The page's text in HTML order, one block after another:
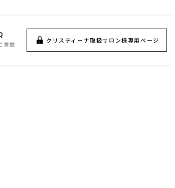
質問
クリスティーナ取扱サロン様専用ページ